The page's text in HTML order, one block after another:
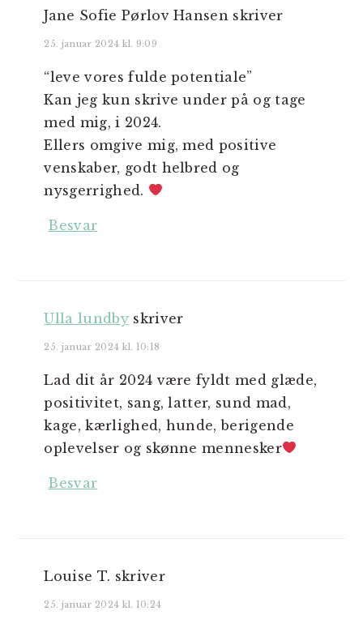
Jane Sofie Pørlov Hansen skriver
25. januar 2024 kl. 9:09
“leve vores fulde potentiale”
Kan jeg kun skrive under på og tage
med mig, i 2024.
Ellers omgive mig, med positive
venskaber, godt helbred og
nysgerrighed.
Besvar
Ulla lundby skriver
25. januar 2024 kl. 10:18
Lad dit år 2024 være fyldt med glæde,
positivitet, sang, latter, sund mad,
kage, kærlighed, hunde, berigende
oplevelser og skønne mennesker
Besvar
Louise T. skriver
25. januar 2024 kl. 10:24